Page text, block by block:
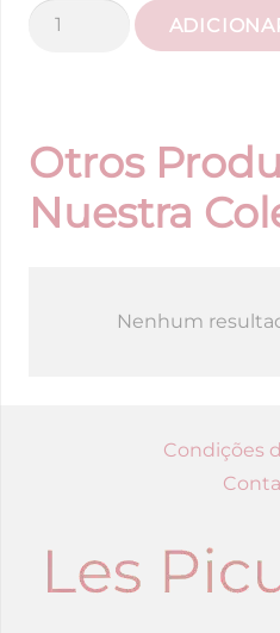
Quantidade
Flores-
Vichy
Otros
Nuestra
Nenhum
Condições